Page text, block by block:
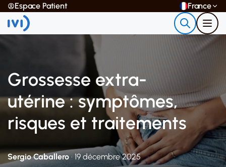
Espace Patient France
Grossesse extra-
utérine : symptômes,
risques et traitements
Sergio Caballero· 19 décembre 2025